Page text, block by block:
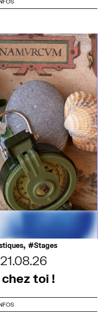
, Stages
21.08.26
toi !